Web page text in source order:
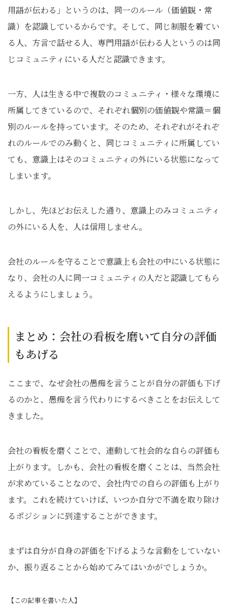
用語が伝わる」というのは、同一のルール（価値観・常
識）を認識しているからです。そして、同じ制服を着てい
る人、方言で話せる人、専門用語が伝わる人というのは同
じコミュニティにいる人だと認識できます。
一方、人は生きる中で複数のコミュニティ・様々な環境に
所属してきているので、それぞれ個別の価値観や常識＝個
別のルールを持っています。そのため、それぞれがそれぞ
れのルールでのみ動くと、同じコミュニティに所属してい
ても、意識上はそのコミュニティの外にいる状態になって
しまいます。
しかし、先ほどお伝えした通り、意識上のみコミュニティ
の外にいる人を、人は信用しません。
会社のルールを守ることで意識上も会社の中にいる状態に
なり、会社の人に同一コミュニティの人だと認識してもら
えるようにしましょう。
まとめ：会社の看板を磨いて自分の評価
もあげる
ここまで、なぜ会社の愚痴を言うことが自分の評価も下げ
るのかと、愚痴を言う代わりにするべきことをお伝えして
きました。
会社の看板を磨くことで、連動して社会的な自らの評価も
上がります。しかも、会社の看板を磨くことは、当然会社
が求めていることなので、会社内での自らの評価も上がり
ます。これを続けていけば、いつか自分で不満を取り除け
るポジションに到達することができます。
まずは自分が自身の評価を下げるような言動をしていない
か、振り返ることから始めてみてはいかがでしょうか。
【この記事を書いた人】